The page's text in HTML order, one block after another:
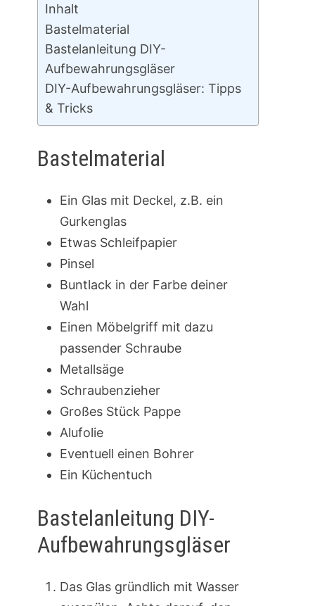
Inhalt
Bastelmaterial
Bastelanleitung DIY-
Aufbewahrungsgläser
DIY-Aufbewahrungsgläser: Tipps
& Tricks
Bastelmaterial
Ein Glas mit Deckel, z.B. ein
Gurkenglas
Etwas Schleifpapier
Pinsel
Buntlack in der Farbe deiner
Wahl
Einen Möbelgriff mit dazu
passender Schraube
Metallsäge
Schraubenzieher
Großes Stück Pappe
Alufolie
Eventuell einen Bohrer
Ein Küchentuch
Bastelanleitung DIY-
Aufbewahrungsgläser
Das Glas gründlich mit Wasser